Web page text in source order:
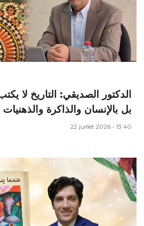
الدكتور الصديقي: التاريخ لا
بل بالإنسان والذاكرة والذهنيات
22 juillet 2026 - 13:40